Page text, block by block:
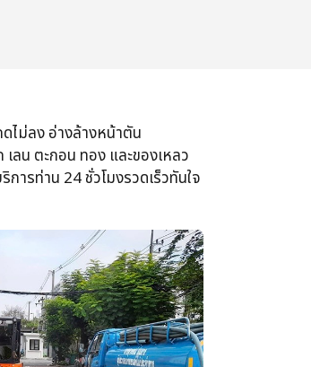
ไม่ลง​ อ่างล้างหน้า​ตัน​
ลน​ ตะกอน​ ทอง​ และของเหลว
าร​ท่าน​ 24​ ชั่วโมง​รวดเร็ว​ทันใจ